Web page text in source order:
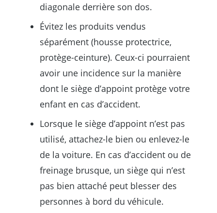
diagonale derrière son dos.
Évitez les produits vendus
séparément (housse protectrice,
protège-ceinture). Ceux-ci pourraient
avoir une incidence sur la manière
dont le siège d’appoint protège votre
enfant en cas d’accident.
Lorsque le siège d’appoint n’est pas
utilisé, attachez-le bien ou enlevez-le
de la voiture. En cas d’accident ou de
freinage brusque, un siège qui n’est
pas bien attaché peut blesser des
personnes à bord du véhicule.